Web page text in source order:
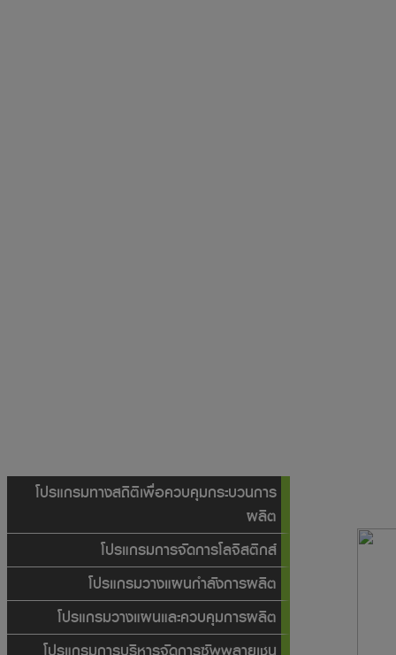
โปรแกรมทางสถิติเพื่อควบคุมกระบวนการ
ผลิต
โปรแกรมการจัดการโลจิสติกส์
โปรแกรมวางแผนกำลังการผลิต
โปรแกรมวางแผนและควบคุมการผลิต